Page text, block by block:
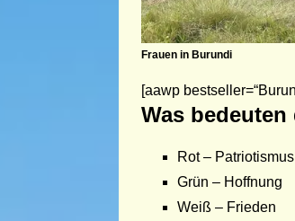
Frauen in Burundi
[aawp
Was
Rot – Patriotismus
Grün – Hoffnung
Weiß – Frieden